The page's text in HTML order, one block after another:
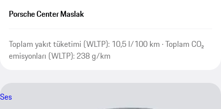
Porsche Center Maslak
Toplam yakıt tüketimi (WLTP): 10,5 l/100 km · Toplam CO₂
emisyonları (WLTP): 238 g/km
Ses